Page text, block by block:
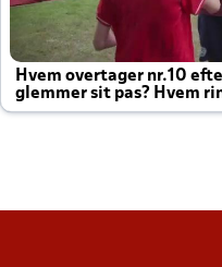
Hvem overtager nr.10
glemmer sit pas? Hvem
altid til efter kampe?